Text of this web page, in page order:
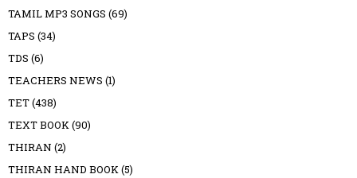
TAMIL MP3 SONGS (69)
TAPS (34)
TDS (6)
TEACHERS NEWS (1)
TET(438)
TEXT BOOK(90)
THIRAN (2)
THIRAN HAND BOOK(5)